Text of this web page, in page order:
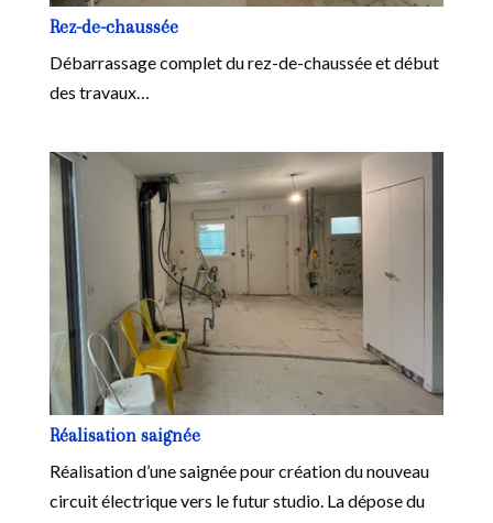
Rez-de-chaussée
Débarrassage complet du rez-de-chaussée et début
des travaux…
Réalisation saignée
Réalisation d’une saignée pour création du nouveau
circuit électrique vers le futur studio. La dépose du